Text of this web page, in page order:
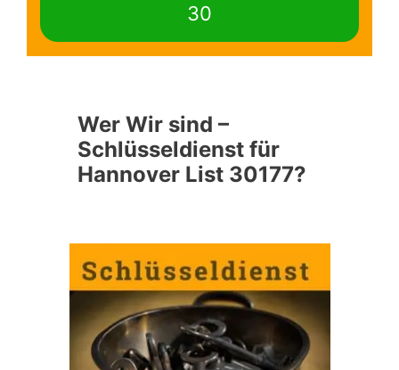
30
Wer Wir sind –
Schlüsseldienst für
Hannover List 30177?